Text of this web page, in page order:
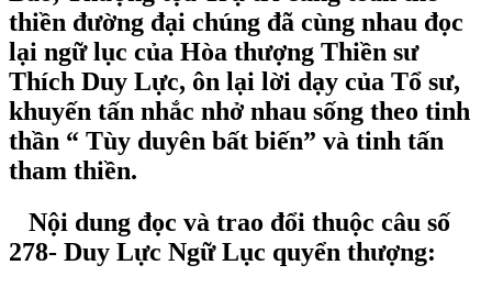
thiền đường đại chúng đã cùng nhau đọc
lại ngữ lục của Hòa thượng Thiền sư
Thích Duy Lực, ôn lại lời dạy của Tổ sư,
khuyến tấn nhắc nhở nhau sống theo tinh
thần “ Tùy duyên bất biến” và tinh tấn
tham thiền.
Nội dung đọc và trao đổi thuộc câu số
278- Duy Lực Ngữ Lục quyển thượng: